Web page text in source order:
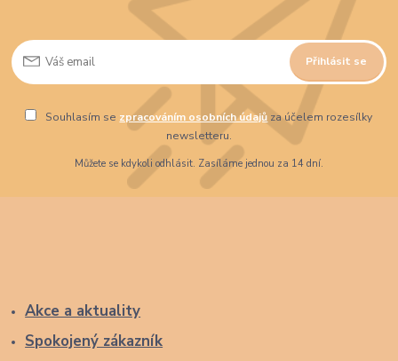
Přihlásit se
Souhlasím se zpracováním osobních údajů za účelem rozesílky
newsletteru.
Můžete se kdykoli odhlásit. Zasíláme jednou za 14 dní.
Akce a aktuality
Spokojený zákazník